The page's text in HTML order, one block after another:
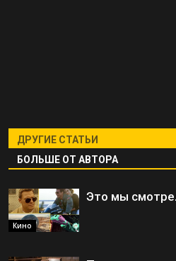
ДРУГИЕ СТАТЬИ
БОЛЬШЕ ОТ АВТОРА
Кино
Это мы